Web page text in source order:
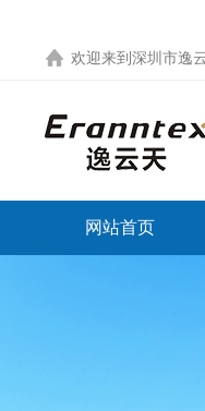
欢迎来到 深圳市逸
网站首页